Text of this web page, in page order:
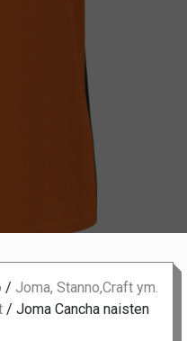
/ Joma, Stanno,Craft ym.
/ Joma Cancha naisten